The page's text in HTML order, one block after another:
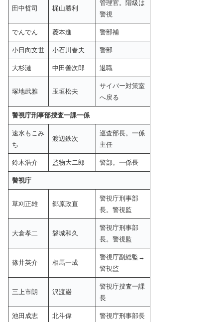
田中哲司 梶山勝利
管理官。階級は
警視
でんでん 菱本進 警部補
小日向文世 小石川春夫 警部
大杉漣 中田善次郎 退職
塚地武雅 玉垣松夫
サイバー対策室
へ戻る
警視庁刑事部捜査一課一係
速水もこみ
ち
渡辺鉄次
巡査部長。一係
主任
鈴木浩介 監物大二郎 警部。一係長
警視庁
草刈正雄 郷原政直
警視庁刑事部
長。警視監
大倉孝二 磐城和久
警視庁刑事部
長。警視監
篠井英介 相馬一成
警視庁副総監→
警視監
三上市朗 沢渡巌
警視庁捜査一課
長
池田成志 北斗偉 警視庁刑事部長